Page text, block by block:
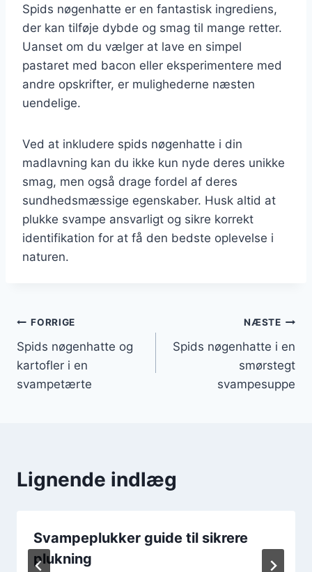
Spids nøgenhatte er en fantastisk ingrediens,
der kan tilføje dybde og smag til mange retter.
Uanset om du vælger at lave en simpel
pastaret med bacon eller eksperimentere med
andre opskrifter, er mulighederne næsten
uendelige.
Ved at inkludere spids nøgenhatte i din
madlavning kan du ikke kun nyde deres unikke
smag, men også drage fordel af deres
sundhedsmæssige egenskaber. Husk altid at
plukke svampe ansvarligt og sikre korrekt
identifikation for at få den bedste oplevelse i
naturen.
Indlægsnavigation
FORRIGE
Spids nøgenhatte og
kartofler i en
svampetærte
NÆSTE
Spids nøgenhatte i en
smørstegt
svampesuppe
Lignende indlæg
Svampeplukker guide til sikrere
plukning